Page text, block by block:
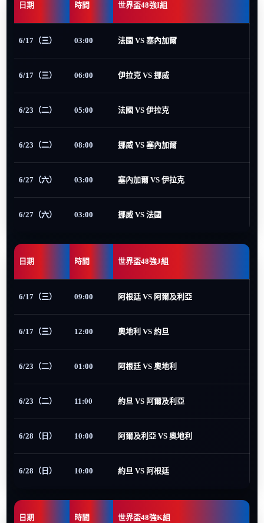
日期 時間 世界盃48強I組
6/17（三） 03:00 法國 VS 塞內加爾
6/17（三） 06:00 伊拉克 VS 挪威
6/23（二） 05:00 法國 VS 伊拉克
6/23（二） 08:00 挪威 VS 塞內加爾
6/27（六） 03:00 塞內加爾 VS 伊拉克
6/27（六） 03:00 挪威 VS 法國
日期 時間 世界盃48強J組
6/17（三） 09:00 阿根廷 VS 阿爾及利亞
6/17（三） 12:00 奧地利 VS 約旦
6/23（二） 01:00 阿根廷 VS 奧地利
6/23（二） 11:00 約旦 VS 阿爾及利亞
6/28（日） 10:00 阿爾及利亞 VS 奧地利
6/28（日） 10:00 約旦 VS 阿根廷
日期 時間 世界盃48強K組